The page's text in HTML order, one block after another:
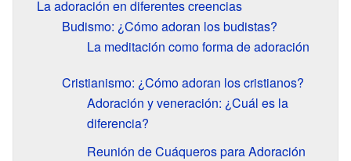
La adoración en diferentes creencias
Budismo: ¿Cómo adoran los budistas?
La meditación como forma de adoración
Cristianismo: ¿Cómo adoran los cristianos?
Adoración y veneración: ¿Cuál es la
diferencia?
Reunión de Cuáqueros para Adoración